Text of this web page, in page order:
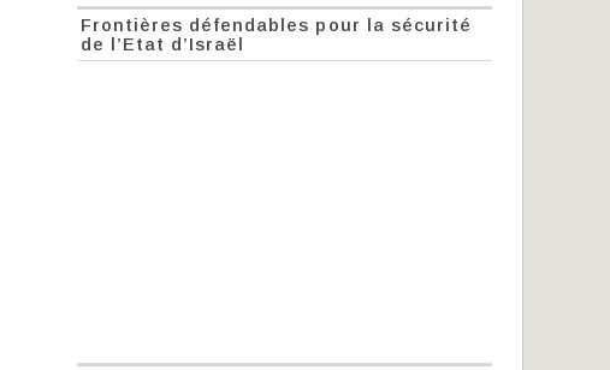
Frontières défendables pour la sécurité
de l’Etat d’Israël